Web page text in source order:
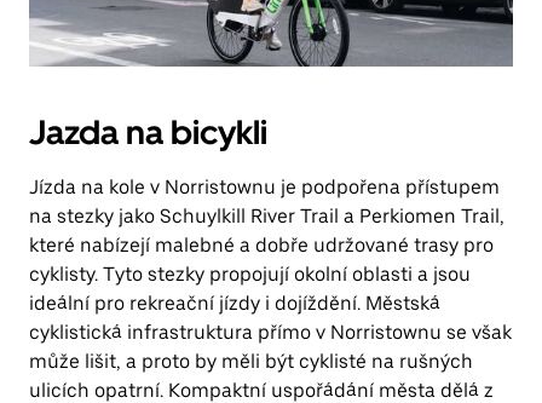
Jazda na bicykli
Jízda na kole v Norristownu je podpořena přístupem
na stezky jako Schuylkill River Trail a Perkiomen Trail,
které nabízejí malebné a dobře udržované trasy pro
cyklisty. Tyto stezky propojují okolní oblasti a jsou
ideální pro rekreační jízdy i dojíždění. Městská
cyklistická infrastruktura přímo v Norristownu se však
může lišit, a proto by měli být cyklisté na rušných
ulicích opatrní. Kompaktní uspořádání města dělá z